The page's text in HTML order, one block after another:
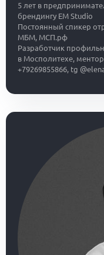
5 лет в
брендингу EM Studio
Постоянный спикер
МБМ, МСП.рф
Разработчик
в Мосполитехе,
+79269855866, tg